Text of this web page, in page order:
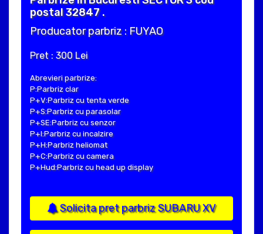
postal 32847 .
Producator parbriz : FUYAO
Pret : 300 Lei
Abrevieri parbrize:
P:Parbriz clar
P+V:Parbriz cu tenta verde
P+S:Parbriz cu parasolar
P+SE:Parbriz cu senzor
P+I:Parbriz cu incalzire
P+H:Parbriz heliomat
P+C:Parbriz cu camera
P+Hud:Parbriz cu head up display
Solicita pret parbriz SUBARU XV